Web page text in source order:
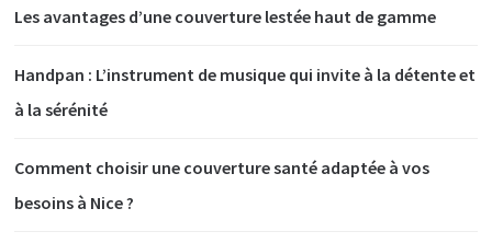
Les avantages d’une couverture lestée haut de gamme
Handpan : L’instrument de musique qui invite à la détente et
à la sérénité
Comment choisir une couverture santé adaptée à vos
besoins à Nice ?